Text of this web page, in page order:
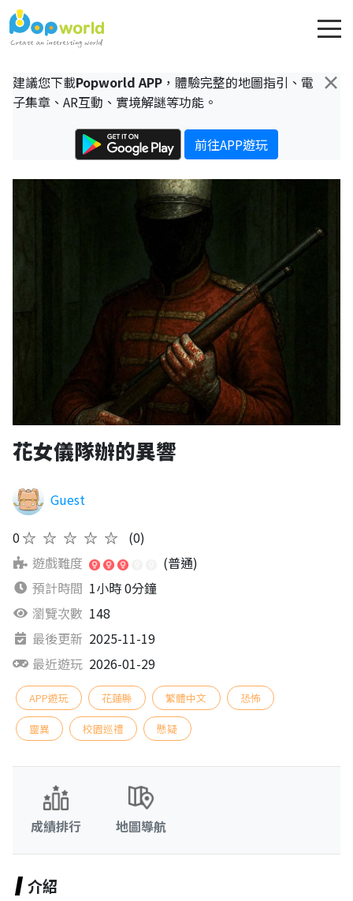
×
建議您下載Popworld APP ，體驗完整的地圖指引、電
子集章、AR互動、實境解謎等功能。
前往APP遊玩
花女儀隊辦的異響
Guest
0★★★★★
(0)
遊戲難度
(普通)
預計時間 1小時 0分鐘
瀏覽次數 148
最後更新 2025-11-19
最近遊玩 2026-01-29
APP遊玩 花蓮縣 繁體中文 恐怖
靈異 校園巡禮 懸疑
成績排行 地圖導航
介紹